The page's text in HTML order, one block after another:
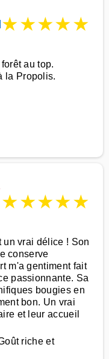
★★★★★
au top.
la Propolis.
★★★★★
un vrai délice ! Son
conserve
m'a gentiment fait
passionnante. Sa
bougies en
bon. Un vrai
et leur accueil
riche et